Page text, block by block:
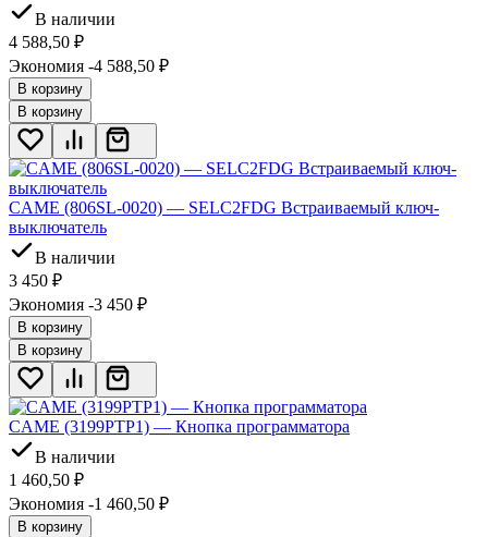
В наличии
4 588,50 ₽
Экономия -4 588,50 ₽
В корзину
В корзину
CAME (806SL-0020) — SELC2FDG Встраиваемый ключ-
выключатель
В наличии
3 450 ₽
Экономия -3 450 ₽
В корзину
В корзину
CAME (3199PTP1) — Кнопка программатора
В наличии
1 460,50 ₽
Экономия -1 460,50 ₽
В корзину